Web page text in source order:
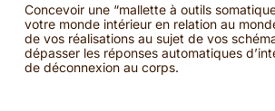
Concevoir une “mallette à outils
votre monde intérieur en relation au
de vos réalisations au sujet de vos
dépasser les réponses automatiques
de déconnexion au corps.